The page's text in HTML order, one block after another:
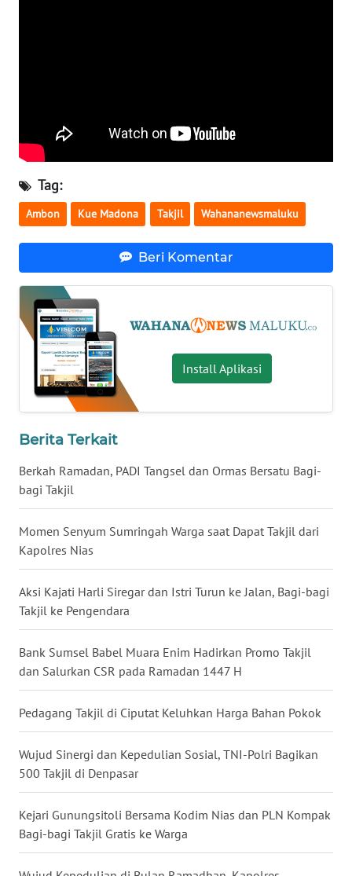
Tag:
Ambon Kue Madona Takjil Wahananewsmaluku
Beri Komentar
Install Aplikasi
Berita Terkait
Berkah Ramadan, PADI Tangsel dan Ormas Bersatu Bagi-
bagi Takjil
Momen Senyum Sumringah Warga saat Dapat Takjil dari
Kapolres Nias
Aksi Kajati Harli Siregar dan Istri Turun ke Jalan, Bagi-bagi
Takjil ke Pengendara
Bank Sumsel Babel Muara Enim Hadirkan Promo Takjil
dan Salurkan CSR pada Ramadan 1447 H
Pedagang Takjil di Ciputat Keluhkan Harga Bahan Pokok
Wujud Sinergi dan Kepedulian Sosial, TNI-Polri Bagikan
500 Takjil di Denpasar
Kejari Gunungsitoli Bersama Kodim Nias dan PLN Kompak
Bagi-bagi Takjil Gratis ke Warga
WN
WN
BABEL
WN
SUMBAR
WN
SUMSEL
WN
BENGKULU
WN
WN
WN
JATIM
WN
BALI
WN
KALBAR
WN
KALTENG